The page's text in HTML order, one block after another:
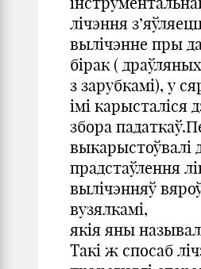
лічэння
вылічэнне пры
бірак (
з зарубкамі), у
імі карысталіся
збора
выкарыстоўвалі
прадстаўлення
вылічэнняў
вузялкамі,
якія яны
Такі ж спосаб